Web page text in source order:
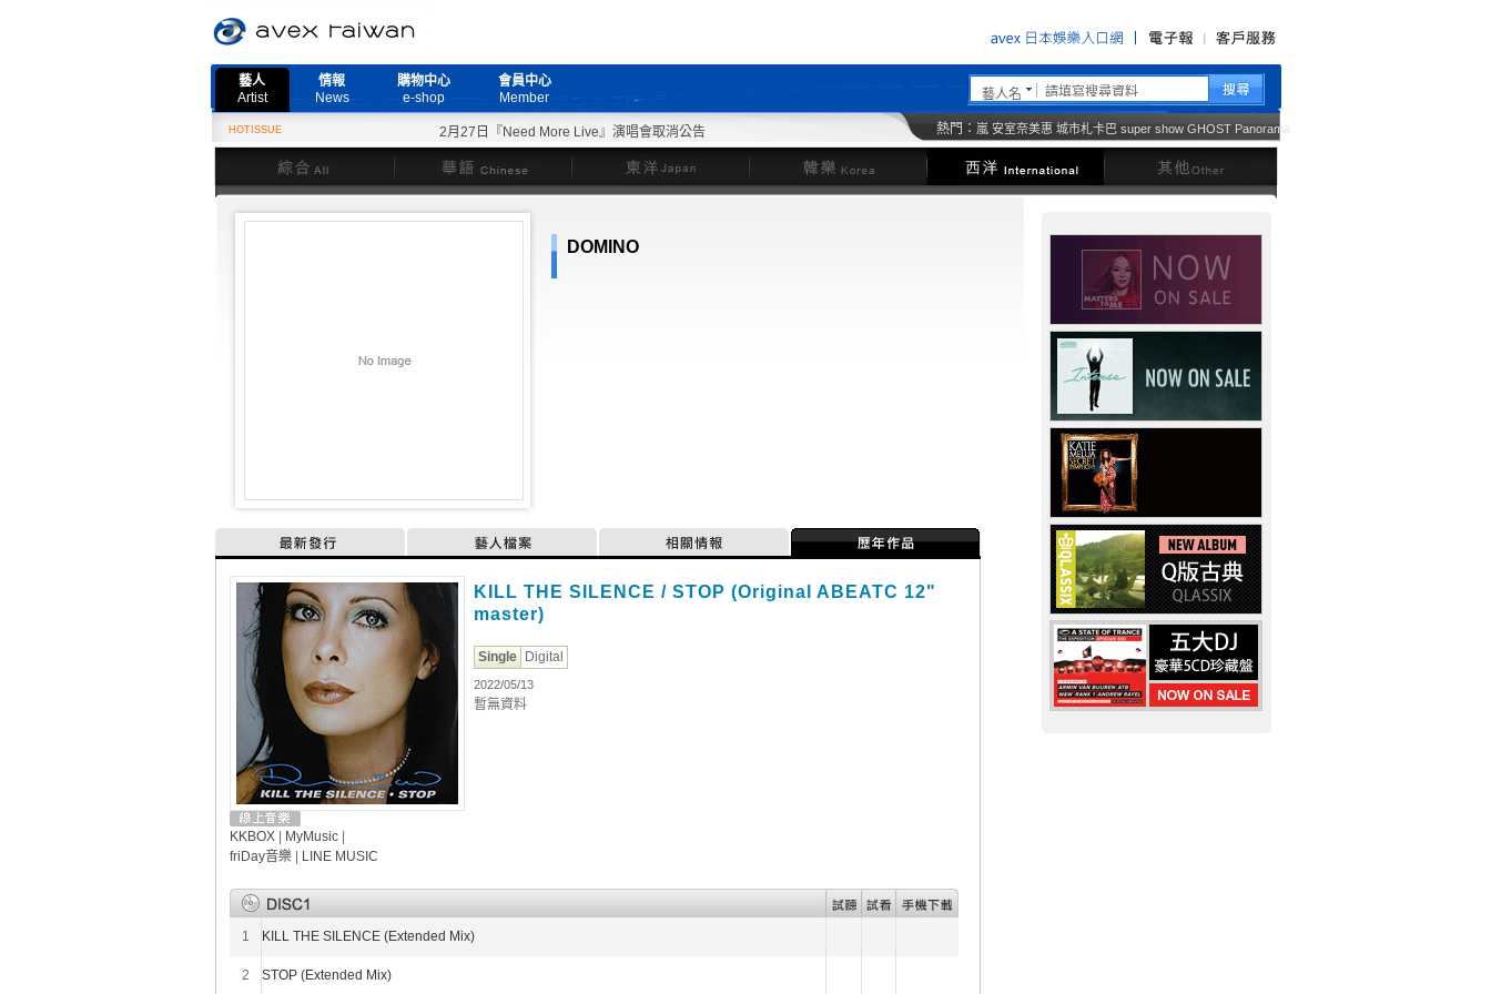
藝人
Artist
情報
News
購物中心
e-shop
會員中心
Member
藝人名
HOTISSUE 2月27日『Need More Live』演唱會取消公告 熱門： 嵐 安室奈美惠 城市札卡巴 super show GHOST Panorama
綜合 華語 東洋 韓樂 其他
DOMINO
最新發行 藝人檔案 相關情報 歷年作品
KKBOX MyMusic
friDay音樂
LINE MUSIC
KILL THE SILENCE / STOP (Original ABEATC 12"
master)
Single Digital
2022/05/13
暫無資料
1 KILL THE SILENCE (Extended Mix)
2 STOP (Extended Mix)